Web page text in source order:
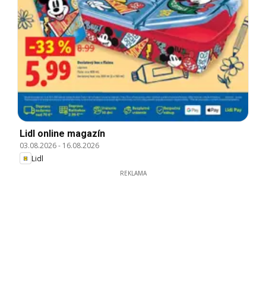
Lidl online magazín
03.08.2026- 16.08.2026
Lidl
REKLAMA